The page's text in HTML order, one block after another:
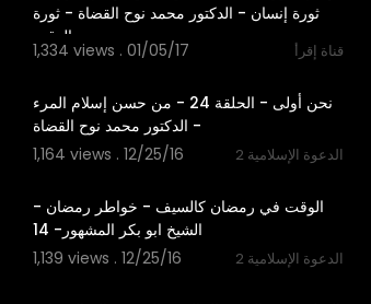
ثورة إنسان - الدكتور محمد نوح القضاة - ثورة
1,334 views . 01/05/17 قناة إقرأ
11:22
‫نحن أولى - الحلقة 24 - من حسن إسلام المرء
1,164 views . 12/25/16
2 الدعوة الإسلامية
‫الوقت في رمضان كالسيف - خواطر رمضان -
1,139 views . 12/25/16
2 الدعوة الإسلامية